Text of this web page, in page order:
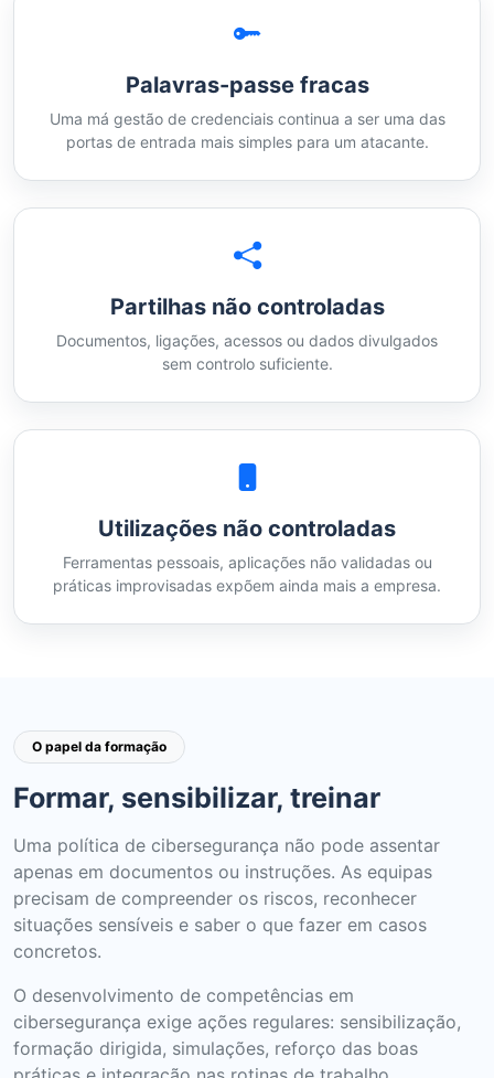
Palavras-passe fracas
Uma má gestão de credenciais continua a ser uma das
portas de entrada mais simples para um atacante.
Partilhas não controladas
Documentos, ligações, acessos ou dados divulgados
sem controlo suficiente.
Utilizações não controladas
Ferramentas pessoais, aplicações não validadas ou
práticas improvisadas expõem ainda mais a empresa.
O papel da formação
Formar, sensibilizar, treinar
Uma política de cibersegurança não pode assentar
apenas em documentos ou instruções. As equipas
precisam de compreender os riscos, reconhecer
situações sensíveis e saber o que fazer em casos
concretos.
O desenvolvimento de competências em
cibersegurança exige ações regulares: sensibilização,
formação dirigida, simulações, reforço das boas